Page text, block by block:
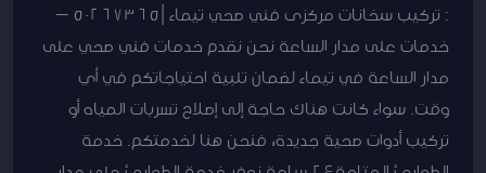
: تركيب سخانات مركزى فني صحي تيماء |50267365 –
خدمات على مدار الساعة نحن نقدم خدمات فني صحي على
مدار الساعة في تيماء لضمان تلبية احتياجاتكم في أي
وقت. سواء كانت هناك حاجة إلى إصلاح تسربات المياه أو
تركيب أدوات صحية جديدة، فنحن هنا لخدمتكم. خدمة